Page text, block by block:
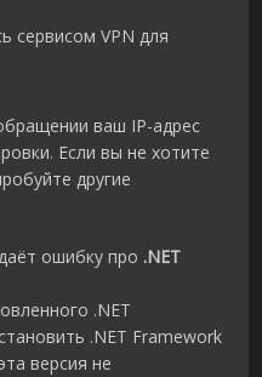
сервисом VPN для
ваш IP-адрес
Если вы не хотите
другие
ошибку про .NET
.NET
.NET Framework
версия не